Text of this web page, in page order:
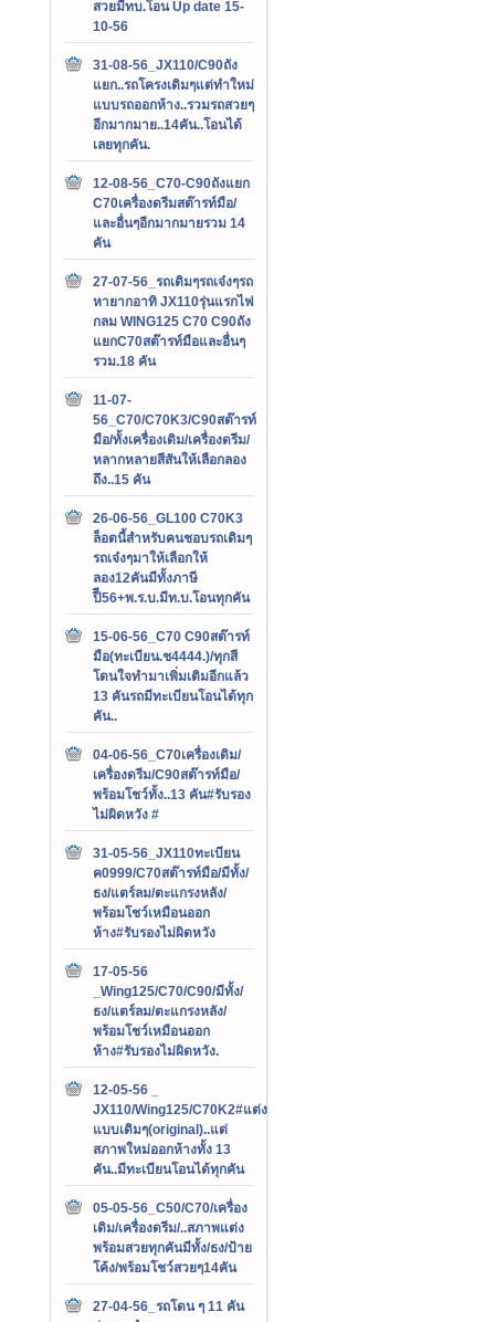
สวยมีทบ.โอน Up date 15-
10-56
31-08-56_JX110/C90ถัง
แยก..รถโครงเดิมๆแต่ทำใหม่
แบบรถออกห้าง..รวมรถสวยๆ
อีกมากมาย..14คัน..โอนได้
เลยทุกคัน.
12-08-56_C70-C90ถังแยก
C70เครื่องดรีมสต๊ารท์มือ/
และอื่นๆอีกมากมายรวม 14
คัน
27-07-56_รถเดิมๆรถเจ๋งๆรถ
หายากอาทิ JX110รุ่นแรกไฟ
กลม WING125 C70 C90ถัง
แยกC70สต๊ารท์มือและอื่นๆ
รวม.18 คัน
11-07-
56_C70/C70K3/C90สต๊ารท์
มือ/ทั้งเครื่องเดิม/เครื่องดรีม/
หลากหลายสีสันให้เลือกลอง
ถึง..15 คัน
26-06-56_GL100 C70K3
ล็อตนี้สำหรับคนชอบรถเดิมๆ
รถเจ๋งๆมาให้เลือกให้
ลอง12คันมีทั้งภาษี
ปีี56+พ.ร.บ.มีท.บ.โอนทุกคัน
15-06-56_C70 C90สต๊ารท์
มือ(ทะเบียน.ช4444.)/ทุกสี
โดนใจทำมาเพิ่มเติมอีกแล้ว
13 คันรถมีทะเบียนโอนได้ทุก
คัน..
04-06-56_C70เครื่องเดิม/
เครื่องดรีม/C90สต๊ารท์มือ/
พร้อมโชว์ทั้ง..13 คัน#รับรอง
ไม่ผิดหวัง #
31-05-56_JX110ทะเบียน
ค0999/C70สต๊ารท์มือ/มีทั้ง/
ธง/แตร์ลม/ตะแกรงหลัง/
พร้อมโชว์เหมือนออก
ห้าง#รับรองไม่ผิดหวัง
17-05-56
_Wing125/C70/C90/มีทั้ง/
ธง/แตร์ลม/ตะแกรงหลัง/
พร้อมโชว์เหมือนออก
ห้าง#รับรองไม่ผิดหวัง.
12-05-56 _
JX110/Wing125/C70K2#แต่ง
แบบเดิมๆ(original)..แต่
สภาพใหม่ออกห้างทั้ง 13
คัน..มีทะเบียนโอนได้ทุกคัน
05-05-56_C50/C70/เครื่อง
เดิม/เครื่องดรีม/..สภาพแต่ง
พร้อมสวยทุกคันมีทั้ง/ธง/ป้าย
โค้ง/พร้อมโชว์สวยๆ14คัน
27-04-56_รถโดน ๆ 11 คัน